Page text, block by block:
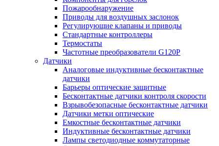
Пожарообнаружение
Приводы для воздушных заслонок
Регулирующие клапаны и приводы
Стандартные контроллеры
Термостаты
Частотные преобразователи G120P
Датчики
Аналоговые индуктивные бесконтактные
датчики
Барьеры оптические защитные
Бесконтактные датчики контроля скорости
Взрывобезопасные бесконтактные датчики
Датчики метки оптические
Емкостные бесконтактные датчики
Индуктивные бесконтактные датчики
Лампы светодиодные коммутаторные